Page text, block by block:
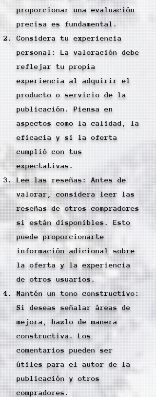
proporcionar una evaluación
precisa es fundamental.
Considera tu experiencia
personal: La valoración debe
reflejar tu propia
experiencia al adquirir el
producto o servicio de la
publicación. Piensa en
aspectos como la calidad, la
eficacia y si la oferta
cumplió con tus
expectativas.
Lee las reseñas: Antes de
valorar, considera leer las
reseñas de otros compradores
si están disponibles. Esto
puede proporcionarte
información adicional sobre
la oferta y la experiencia
de otros usuarios.
Mantén un tono constructivo:
Si deseas señalar áreas de
mejora, hazlo de manera
constructiva. Los
comentarios pueden ser
útiles para el autor de la
publicación y otros
compradores.